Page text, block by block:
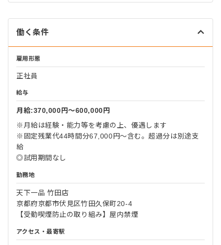
働く条件
雇用形態
正社員
給与
月給:370,000円〜600,000円
※月給は経験・能力等を考慮の上、優遇します
※固定残業代44時間分67,000円～含む。超過分は別途支
給
◎試用期間なし
勤務地
天下一品 竹田店
京都府京都市伏見区竹田久保町20-4
【受動喫煙防止の取り組み】屋内禁煙
アクセス・最寄駅